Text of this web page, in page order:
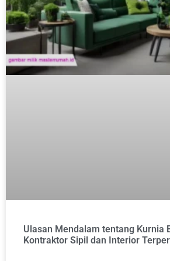
Ulasan Mendalam tentang Kurnia
Kontraktor Sipil dan Interior